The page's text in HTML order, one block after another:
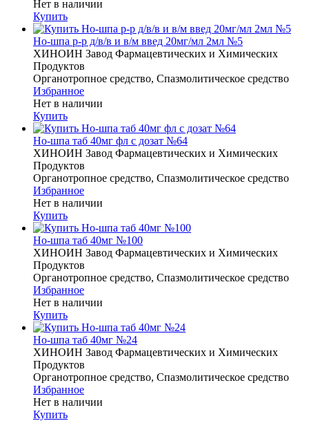
Нет в наличии
Купить
Но-шпа р-р д/в/в и в/м введ 20мг/мл 2мл №5
ХИНОИН Завод Фармацевтических и Химических
Продуктов
Органотропное средство, Спазмолитическое средство
Избранное
Нет в наличии
Купить
Но-шпа таб 40мг фл с дозат №64
ХИНОИН Завод Фармацевтических и Химических
Продуктов
Органотропное средство, Спазмолитическое средство
Избранное
Нет в наличии
Купить
Но-шпа таб 40мг №100
ХИНОИН Завод Фармацевтических и Химических
Продуктов
Органотропное средство, Спазмолитическое средство
Избранное
Нет в наличии
Купить
Но-шпа таб 40мг №24
ХИНОИН Завод Фармацевтических и Химических
Продуктов
Органотропное средство, Спазмолитическое средство
Избранное
Нет в наличии
Купить